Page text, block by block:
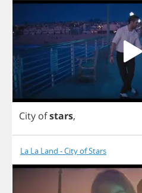
City ofstars,
La La Land - City of Stars